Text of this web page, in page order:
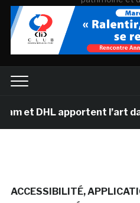
apportent l’art dans les
ACCESSIBILITÉ